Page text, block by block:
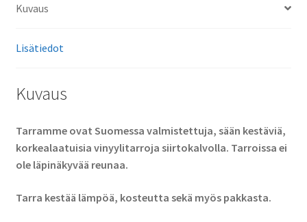
Kuvaus
Lisätiedot
Kuvaus
Tarramme ovat Suomessa valmistettuja, sään kestäviä,
korkealaatuisia vinyylitarroja siirtokalvolla. Tarroissa ei
ole läpinäkyvää reunaa.
Tarra kestää lämpöä, kosteutta sekä myös pakkasta.